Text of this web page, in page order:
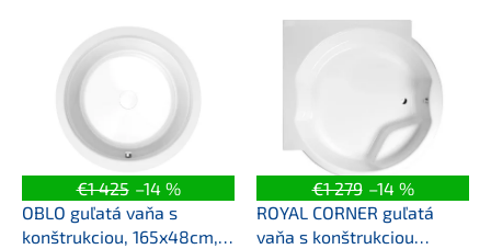
€1 425 –14 %
OBLO guľatá vaňa s
konštrukciou, 165x48cm,
€1 279 –14 %
ROYAL CORNER guľatá
vaňa s konštrukciou